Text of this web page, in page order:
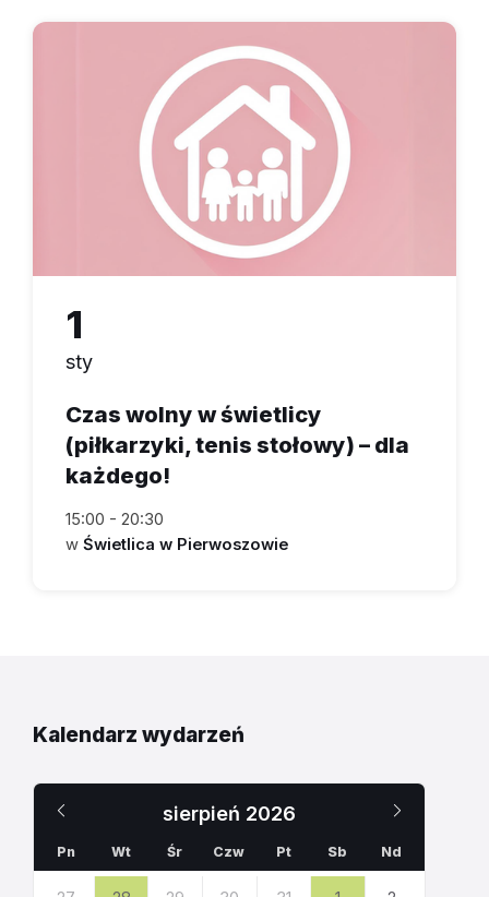
1
sty
Czas wolny w świetlicy
(piłkarzyki, tenis stołowy) – dla
każdego!
15:00 - 20:30
w Świetlica w Pierwoszowie
Kalendarz wydarzeń
sierpień 2026
miesiąc
Pn Wt Śr Czw Pt Sb Nd